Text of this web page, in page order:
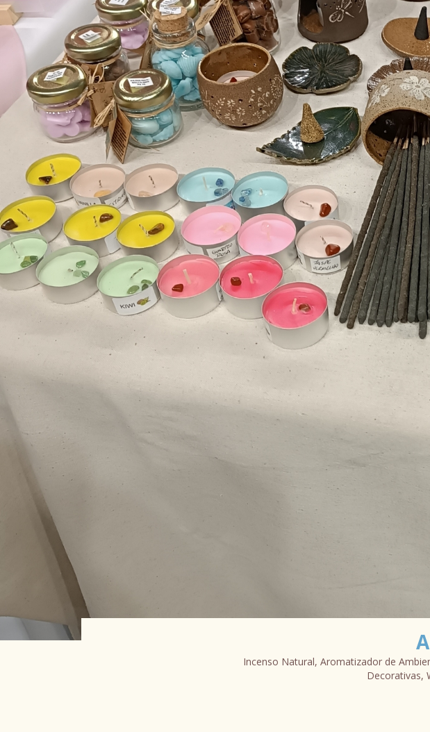
Incenso Natural, Aromatizador de
Decorativas,